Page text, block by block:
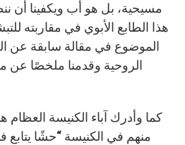
مسيحية، بل هو أب ويكفينا أن
هذا الطابع الأبوي في مقاربته
الموضوع في مقالة سابقة عن
الروحية وقدمنا ملخصًا عن
كما وأدرك آباء الكنيسة العظام
منهم في الكنيسة “حشًا يتابع